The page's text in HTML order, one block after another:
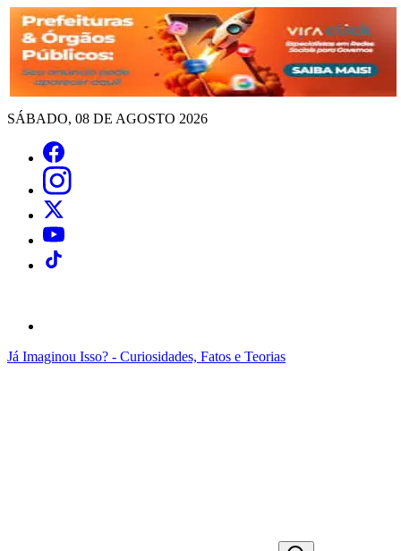
SÁBADO, 08 DE AGOSTO 2026
Já Imaginou Isso? - Curiosidades, Fatos e Teorias